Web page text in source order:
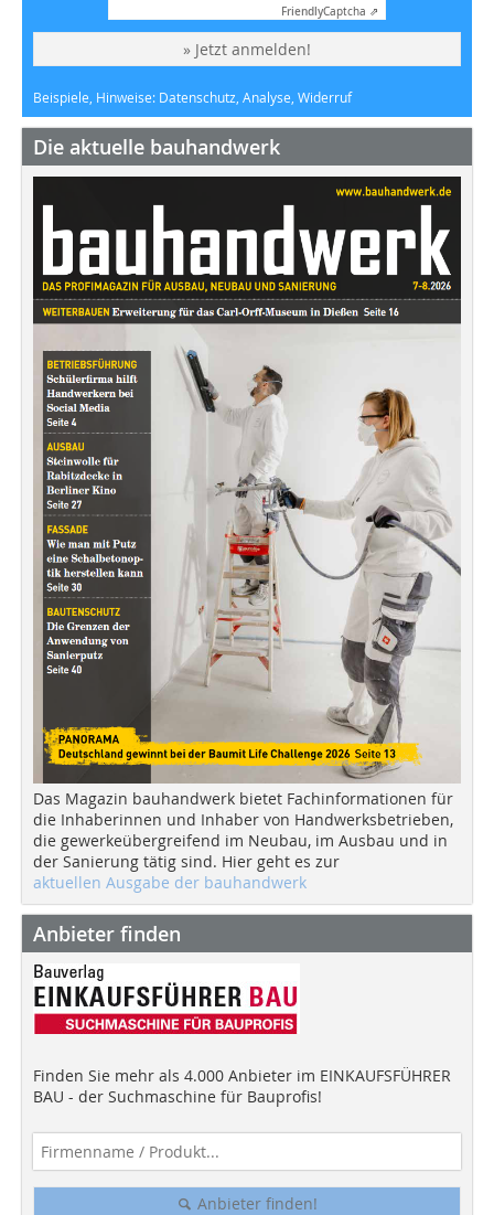
FriendlyCaptcha ⇗
» Jetzt anmelden!
Beispiele, Hinweise: Datenschutz, Analyse, Widerruf
Die aktuelle bauhandwerk
Das Magazin bauhandwerk bietet Fachinformationen für
die Inhaberinnen und Inhaber von Handwerksbetrieben,
die gewerkeübergreifend im Neubau, im Ausbau und in
der Sanierung tätig sind. Hier geht es zur
aktuellen Ausgabe der bauhandwerk
Anbieter finden
Finden Sie mehr als 4.000 Anbieter im EINKAUFSFÜHRER
BAU - der Suchmaschine für Bauprofis!
Anbieter finden!